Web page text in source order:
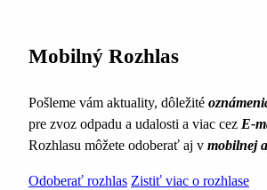
Mobilný Rozhlas
Pošleme vám aktuality, dôležité
pre zvoz odpadu a udalosti a viac cez E-
Rozhlasu môžete odoberať aj v mobilnej
Odoberať rozhlas Zistiť viac o rozhlase